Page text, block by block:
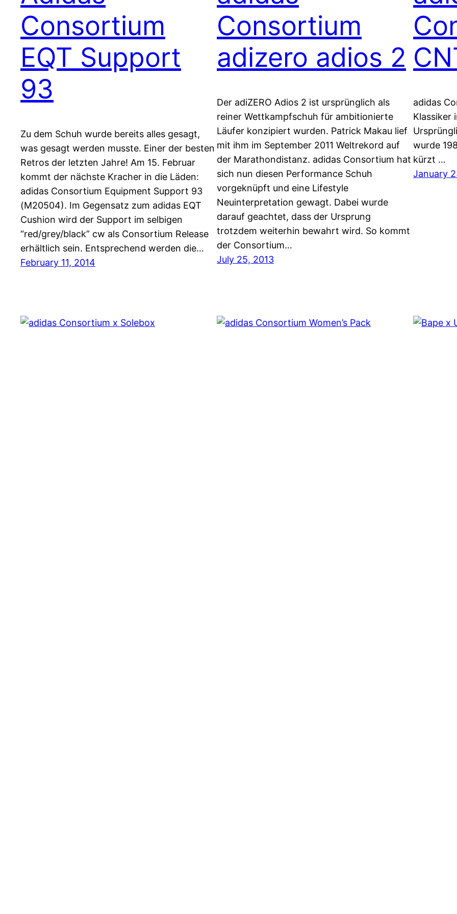
Consortium
EQT Support
93
Zu dem Schuh wurde bereits alles gesagt,
was gesagt werden musste. Einer der besten
Retros der letzten Jahre! Am 15. Februar
kommt der nächste Kracher in die Läden:
adidas Consortium Equipment Support 93
(M20504). Im Gegensatz zum adidas EQT
Cushion wird der Support im selbigen
“red/grey/black” cw als Consortium Release
erhältlich sein. Entsprechend werden die…
February 11, 2014
Consortium
adizero adios 2
Der adiZERO Adios 2 ist ursprünglich als
reiner Wettkampfschuh für ambitionierte
Läufer konzipiert wurden. Patrick Makau lief
mit ihm im September 2011 Weltrekord auf
der Marathondistanz. adidas Consortium hat
sich nun diesen Performance Schuh
vorgeknüpft und eine Lifestyle
Neuinterpretation gewagt. Dabei wurde
darauf geachtet, dass der Ursprung
trotzdem weiterhin bewahrt wird. So kommt
der Consortium…
July 25, 2013
adidas
Klassiker
wurde
kürzt …
January